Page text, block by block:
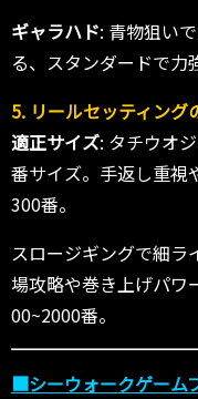
ギャラハド: 青物狙い
る、スタンダードで力
5. リールセッティング
適正サイズ: タチウオ
番サイズ。手返し重視
300番。
スロージギングで細ラ
場攻略や巻き上げパワ
00~2000番。
■シーウォークゲーム